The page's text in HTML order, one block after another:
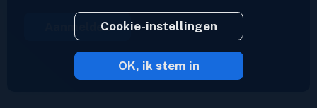
Aanmelden
2023 © Inoreader
Cookie-instellingen
OK, ik stem in